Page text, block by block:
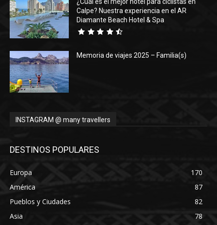
Calpe? Nuestra experiencia en el AR
Diamante Beach Hotel & Spa
Memoria de viajes 2025 – Familia(s)
INSTAGRAM @ many travellers
DESTINOS POPULARES
Europa
170
América
87
Pueblos y Ciudades
82
Asia
78